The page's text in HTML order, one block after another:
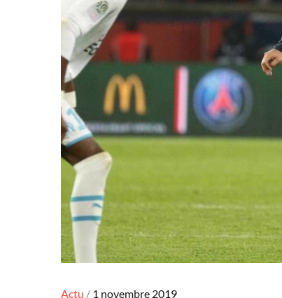
Actu Posted
1 novembre 2019